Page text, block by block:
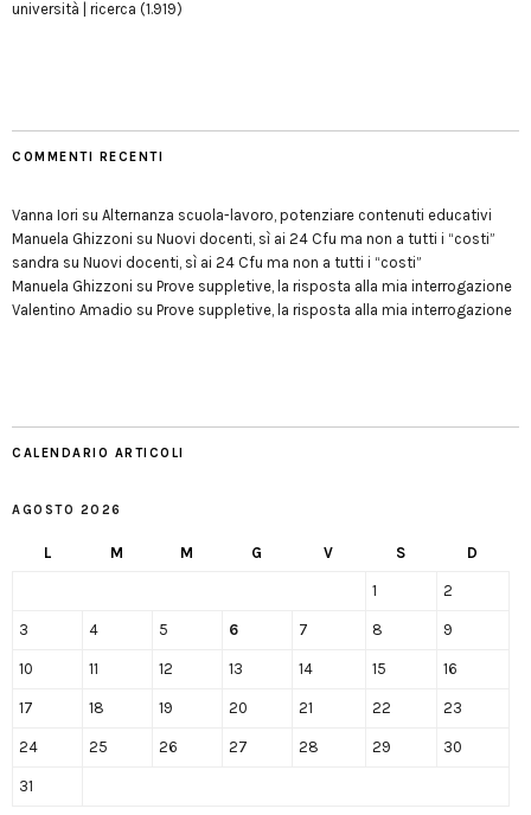
università | ricerca (1.919)
COMMENTI RECENTI
Vanna Iori su Alternanza scuola-lavoro, potenziare contenuti educativi
Manuela Ghizzoni su Nuovi docenti, sì ai 24 Cfu ma non a tutti i “costi”
sandra su Nuovi docenti, sì ai 24 Cfu ma non a tutti i “costi”
Manuela Ghizzoni su Prove suppletive, la risposta alla mia interrogazione
Valentino Amadio su Prove suppletive, la risposta alla mia interrogazione
CALENDARIO ARTICOLI
AGOSTO 2026
L M M G V S D
1 2
3 4 5 6 7 8 9
10 11 12 13 14 15 16
17 18 19 20 21 22 23
24 25 26 27 28 29 30
31